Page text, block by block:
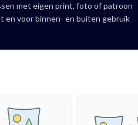
met eigen print, foto of patroon
en voor binnen- en buiten gebruik